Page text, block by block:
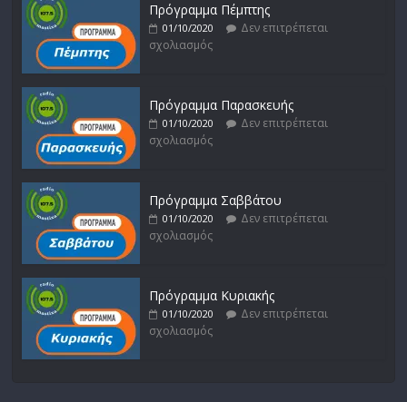
Πρόγραμμα Πέμπτης
01/10/2020
Δεν επιτρέπεται
σχολιασμός
Πρόγραμμα Παρασκευής
01/10/2020
Δεν επιτρέπεται
σχολιασμός
Πρόγραμμα Σαββάτου
01/10/2020
Δεν επιτρέπεται
σχολιασμός
Πρόγραμμα Κυριακής
01/10/2020
Δεν επιτρέπεται
σχολιασμός